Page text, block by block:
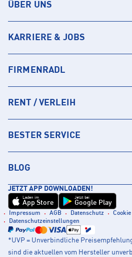
ÜBER UNS
KARRIERE & JOBS
FIRMENRADL
RENT / VERLEIH
BESTER SERVICE
BLOG
JETZT APP DOWNLOADEN!
Laden im
App Store
Jetzt bei
Google Play
Impressum AGB Datenschutz
Datenschutzeinstellungen
*UVP = Unverbindliche
sind die aktuellen vom Hersteller